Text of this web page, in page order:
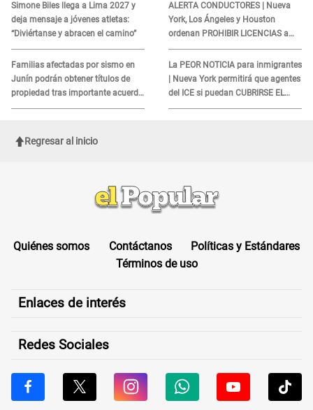
Simone Biles llega a Lima 2027 y
deja mensaje a jóvenes atletas:
“Diviértanse y abracen el camino”
Familias afectadas por sismo en
Junín podrán obtener títulos de
propiedad tras importante acuerdo
de Cofopri
ALERTA CONDUCTORES | Nueva
York, Los Ángeles y Houston
ordenan PROHIBIR LICENCIAS a
quienes no presenten ESTE
DOCUMENTO
La PEOR NOTICIA para inmigrantes
| Nueva York permitirá que agentes
del ICE si puedan CUBRIRSE EL
ROSTRO
Regresar al inicio
Quiénes somos Contáctanos
Políticas y Estándares
Términos de uso
Enlaces de interés
Redes Sociales